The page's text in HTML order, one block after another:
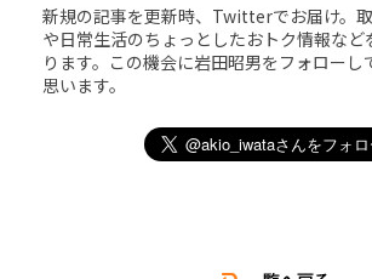
新規の記事を更新時、Twitterでお届け。
や日常生活のちょっとしたおトク情報など
ります。この機会に岩田昭男をフォローし
思います。